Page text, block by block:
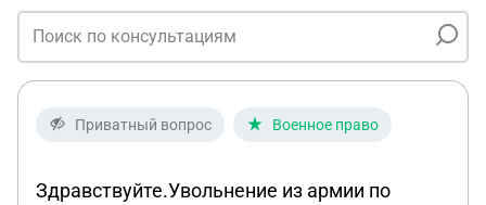
Приватный вопрос Военное право
Здравствуйте.Увольнение из армии по